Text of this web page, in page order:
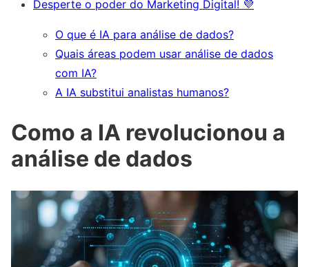
Desperte o poder do Marketing Digital! 💜
O que é IA para análise de dados?
Quais áreas podem usar análise de dados
com IA?
A IA substitui analistas humanos?
Como a IA revolucionou a
análise de dados